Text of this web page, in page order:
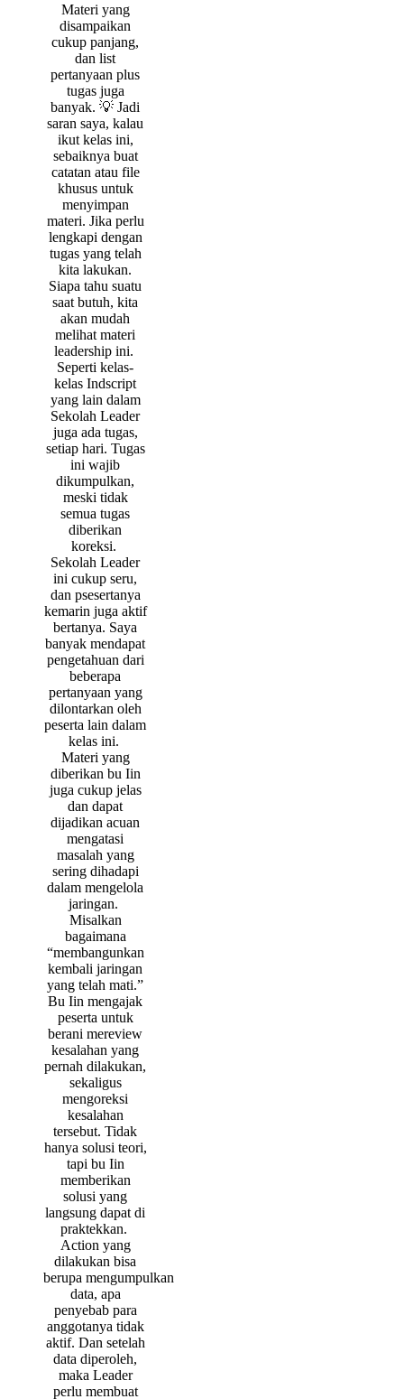
Materi yang
disampaikan
cukup panjang,
dan list
pertanyaan plus
tugas juga
banyak. 💡 Jadi
saran saya, kalau
ikut kelas ini,
sebaiknya buat
catatan atau file
khusus untuk
menyimpan
materi. Jika perlu
lengkapi dengan
tugas yang telah
kita lakukan.
Siapa tahu suatu
saat butuh, kita
akan mudah
melihat materi
leadership ini.
Seperti kelas-
kelas Indscript
yang lain dalam
Sekolah Leader
juga ada tugas,
setiap hari. Tugas
ini wajib
dikumpulkan,
meski tidak
semua tugas
diberikan
koreksi.
Sekolah Leader
ini cukup seru,
dan psesertanya
kemarin juga aktif
bertanya. Saya
banyak mendapat
pengetahuan dari
beberapa
pertanyaan yang
dilontarkan oleh
peserta lain dalam
kelas ini.
Materi yang
diberikan bu Iin
juga cukup jelas
dan dapat
dijadikan acuan
mengatasi
masalah yang
sering dihadapi
dalam mengelola
jaringan.
Misalkan
bagaimana
“membangunkan
kembali jaringan
yang telah mati.”
Bu Iin mengajak
peserta untuk
berani mereview
kesalahan yang
pernah dilakukan,
sekaligus
mengoreksi
kesalahan
tersebut. Tidak
hanya solusi teori,
tapi bu Iin
memberikan
solusi yang
langsung dapat di
praktekkan.
Action yang
dilakukan bisa
berupa mengumpulkan
data, apa
penyebab para
anggotanya tidak
aktif. Dan setelah
data diperoleh,
maka Leader
perlu membuat